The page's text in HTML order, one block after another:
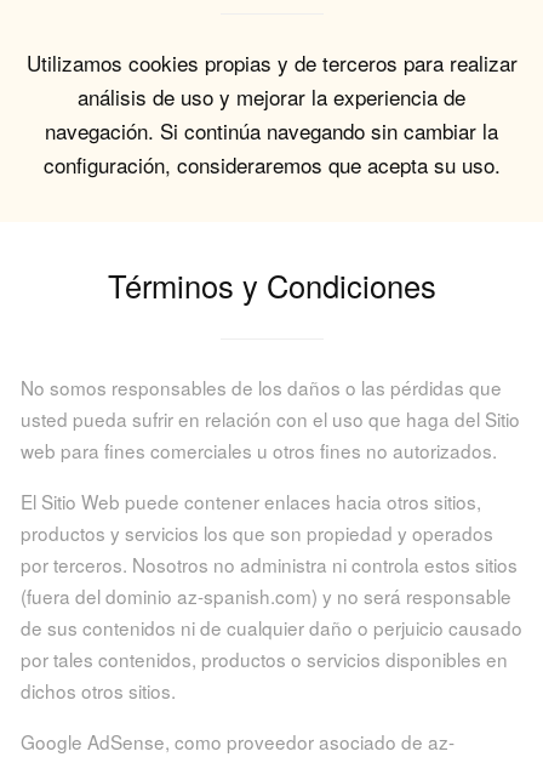
Utilizamos cookies propias y de terceros para realizar
análisis de uso y mejorar la experiencia de
navegación. Si continúa navegando sin cambiar la
configuración, consideraremos que acepta su uso.
Términos y Condiciones
No somos responsables de los daños o las pérdidas que
usted pueda sufrir en relación con el uso que haga del Sitio
web para fines comerciales u otros fines no autorizados.
El Sitio Web puede contener enlaces hacia otros sitios,
productos y servicios los que son propiedad y operados
por terceros. Nosotros no administra ni controla estos sitios
(fuera del dominio az-spanish.com) y no será responsable
de sus contenidos ni de cualquier daño o perjuicio causado
por tales contenidos, productos o servicios disponibles en
dichos otros sitios.
Google AdSense, como proveedor asociado de az-